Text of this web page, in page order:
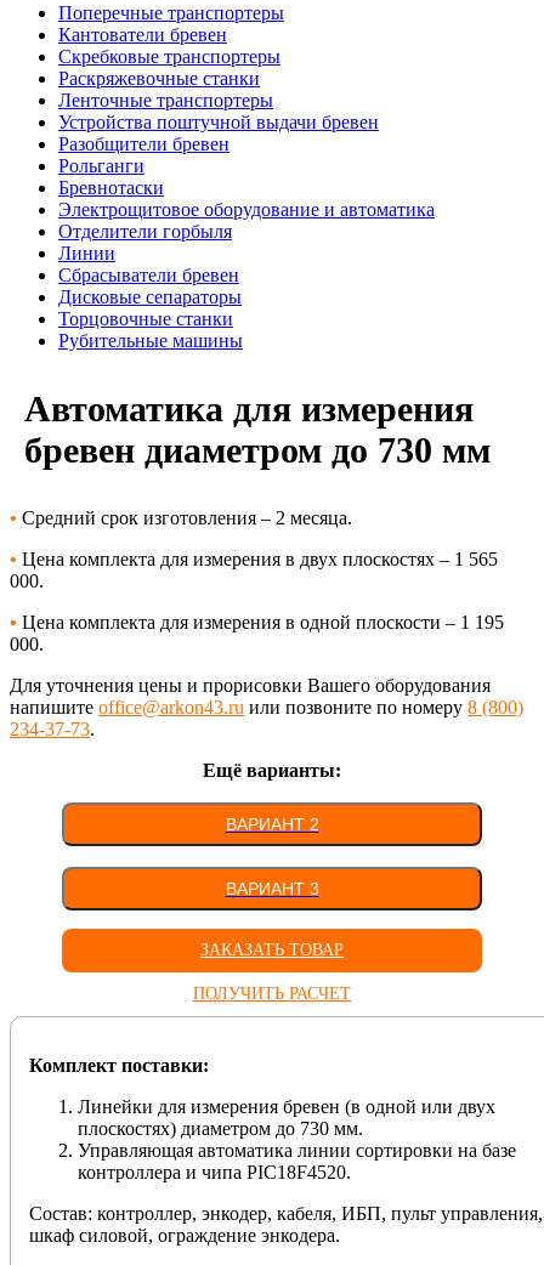
Поперечные транспортеры
Кантователи бревен
Скребковые транспортеры
Раскряжевочные станки
Ленточные транспортеры
Устройства поштучной выдачи бревен
Разобщители бревен
Рольганги
Бревнотаски
Электрощитовое оборудование и автоматика
Отделители горбыля
Линии
Сбрасыватели бревен
Дисковые сепараторы
Торцовочные станки
Рубительные машины
Автоматика для измерения
бревен диаметром до 730 мм
• Средний срок изготовления – 2 месяца.
• Цена комплекта для измерения в двух плоскостях – 1 565
000.
• Цена комплекта для измерения в одной плоскости – 1 195
000.
Для уточнения цены и прорисовки Вашего оборудования
напишите office@arkon43.ru или позвоните по номеру 8 (800)
234-37-73.
Ещё варианты:
ВАРИАНТ 2
ВАРИАНТ 3
ЗАКАЗАТЬ ТОВАР
ПОЛУЧИТЬ РАСЧЕТ
Комплект поставки:
Линейки для измерения бревен (в одной или двух
плоскостях) диаметром до 730 мм.
Управляющая автоматика линии сортировки на базе
контроллера и чипа PIC18F4520.
Состав: контроллер, энкодер, кабеля, ИБП, пульт управления,
шкаф силовой, ограждение энкодера.